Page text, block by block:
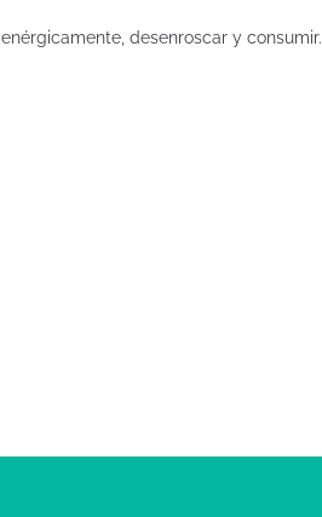
desenroscar y consumir.